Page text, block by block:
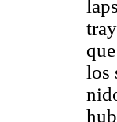
los